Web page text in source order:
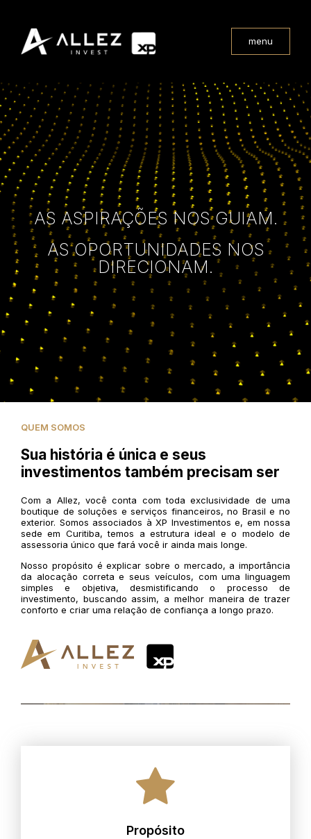
menu
AS ASPIRAÇÕES NOS GUIAM.
AS OPORTUNIDADES NOS
DIRECIONAM.
QUEM SOMOS
Sua história é única e seus
investimentos também precisam ser
Com a Allez, você conta com toda exclusividade de uma
boutique de soluções e serviços financeiros, no Brasil e no
exterior. Somos associados à XP Investimentos e, em nossa
sede em Curitiba, temos a estrutura ideal e o modelo de
assessoria único que fará você ir ainda mais longe.
Nosso propósito é explicar sobre o mercado, a importância
da alocação correta e seus veículos, com uma linguagem
simples e objetiva, desmistificando o processo de
investimento, buscando assim, a melhor maneira de trazer
conforto e criar uma relação de confiança a longo prazo.
Propósito